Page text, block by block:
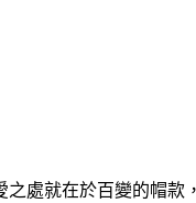
處就在於百變的帽款